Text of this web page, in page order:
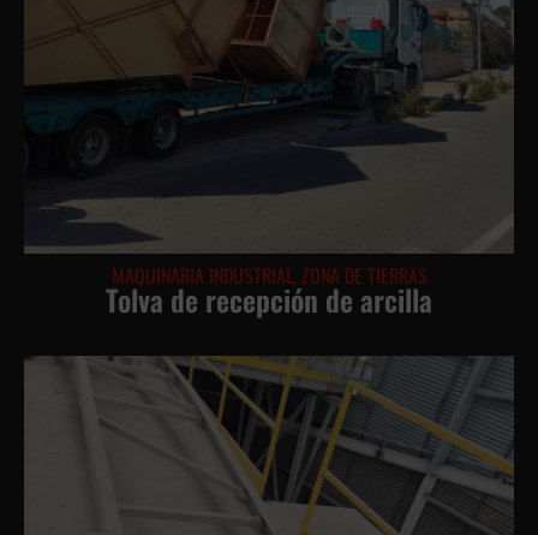
MAQUINARIA INDUSTRIAL, ZONA DE TIERRAS
Tolva de recepción de arcilla